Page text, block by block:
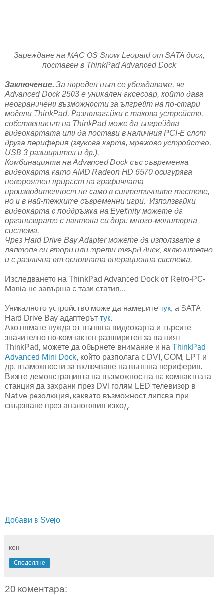
Зареждане на MAC OS Snow Leopard от SATA диск,
поставен в ThinkPad Advanced Dock
Заключение. За пореден път се убеждаваме, че
Advanced Dock 2503 е уникален аксесоар, който дава
неограничени възможности за ъпгрейт на по-стари
модели ThinkPad. Разполагайки с такова устройсто,
собственикът на ThinkPad може да ъпгрейдва
видеокартата или да постави в наличния PCI-E слот
друга периферия (звукова карта, мрежово устройство,
USB 3 разширител и др.).
Комбинацията на Advanced Dock със съвременна
видеокарта като AMD Radeon HD 6570 осигурява
невероятен прираст на графичната
производителност не само в синтетичните тестове,
но и в най-тежките съвременни игри. Използвайки
видеокарта с поддръжка на Eyefinity можете да
организирате с лаптопа си дори много-мониторна
система.
Чрез Hard Drive Bay Adapter можете да използвате в
лаптопа си втори или трети твърд диск, включително
и с различна от основната операционна система.
Изследването на ThinkPad Advanced Dock от Retro-PC-
Mania не завърша с тази статия...
Уникалното устройство може да намерите тук, а SATA
Hard Drive Bay адаптерът тук.
Ако нямате нужда от външна видеокарта и търсите
значително по-компактен разширител за вашият
ThinkPad, можете да обърнете внимание и на ThinkPad
Advanced Mini Dock, който разполага с DVI, COM, LPT и
др. възможности за включване на външна периферия.
Вижте демонстрацията на възможността на компактната
станция да захрани през DVI голям LED телевизор в
Native резолюция, каквато възможност липсва при
свързване през аналоговия изход.
Добави в Svejo
кен
Споделяне
20 коментара: